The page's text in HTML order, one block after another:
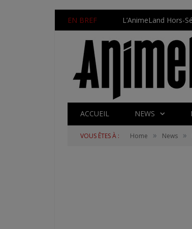
EN BREF L’AnimeLand Hors-
ACCUEIL NEWS
VOUS ÊTES À : Home » News »